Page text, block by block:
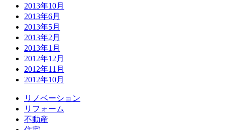
2013年10月
2013年6月
2013年5月
2013年2月
2013年1月
2012年12月
2012年11月
2012年10月
リノベーション
リフォーム
不動産